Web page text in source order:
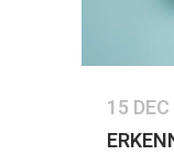
15 DEC